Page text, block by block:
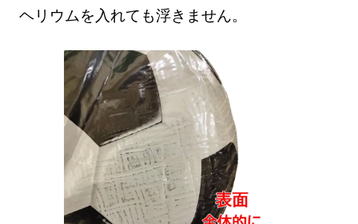
ヘリウムを入れても浮きません。